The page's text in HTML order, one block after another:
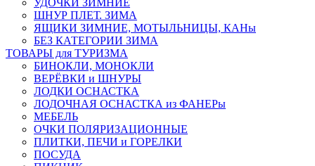
УДОЧКИ ЗИМНИЕ
ШНУР ПЛЕТ. ЗИМА
ЯЩИКИ ЗИМНИЕ, МОТЫЛЬНИЦЫ, КАНы
БЕЗ КАТЕГОРИИ ЗИМА
ТОВАРЫ для ТУРИЗМА
БИНОКЛИ, МОНОКЛИ
ВЕРЁВКИ и ШНУРЫ
ЛОДКИ ОСНАСТКА
ЛОДОЧНАЯ ОСНАСТКА из ФАНЕРы
МЕБЕЛЬ
ОЧКИ ПОЛЯРИЗАЦИОННЫЕ
ПЛИТКИ, ПЕЧИ и ГОРЕЛКИ
ПОСУДА